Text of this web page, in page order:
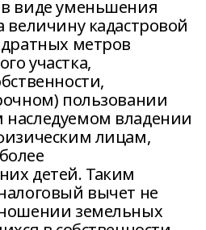
виде уменьшения
величину кадастровой
метров
участка,
пользовании
владении
лицам,
детей. Таким
вычет не
земельных